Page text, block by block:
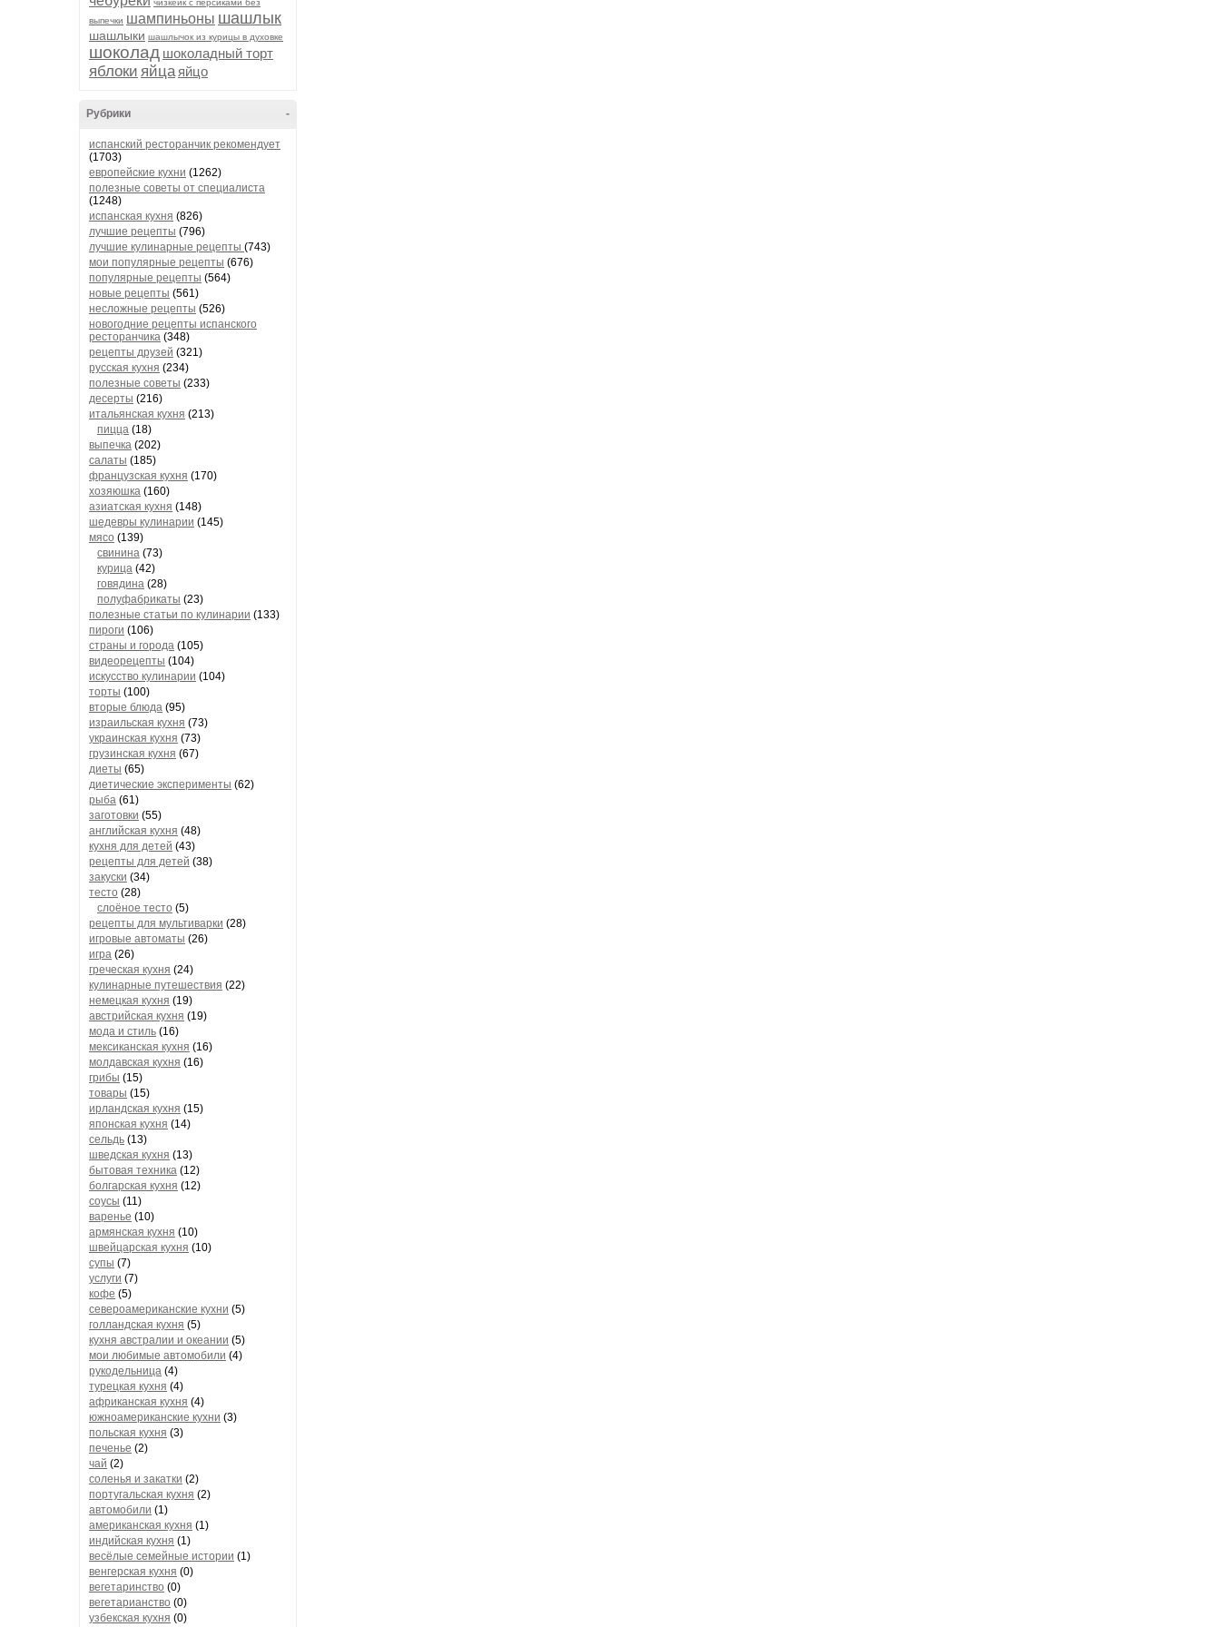
чизкейк с персиками без
выпечки шампиньоны шашлык
шашлыки шашлычок из курицы в духовке
шоколад шоколадный торт
яблоки яйца яйцо
-
Рубрики
испанский ресторанчик рекомендует
(1703)
европейские кухни (1262)
полезные советы от специалиста
(1248)
испанская кухня (826)
лучшие рецепты (796)
лучшие кулинарные рецепты (743)
мои популярные рецепты (676)
популярные рецепты (564)
новые рецепты (561)
несложные рецепты (526)
новогодние рецепты испанского
ресторанчика (348)
рецепты друзей (321)
русская кухня (234)
полезные советы (233)
десерты (216)
итальянская кухня (213)
пицца (18)
выпечка (202)
салаты (185)
французская кухня (170)
хозяюшка (160)
азиатская кухня (148)
шедевры кулинарии (145)
мясо (139)
свинина (73)
курица (42)
говядина (28)
полуфабрикаты (23)
полезные статьи по кулинарии (133)
пироги (106)
страны и города (105)
видеорецепты (104)
искусство кулинарии (104)
торты (100)
вторые блюда (95)
израильская кухня (73)
украинская кухня (73)
грузинская кухня (67)
диеты (65)
диетические эксперименты (62)
рыба (61)
заготовки (55)
английская кухня (48)
кухня для детей (43)
рецепты для детей (38)
закуски (34)
тесто (28)
слоёное тесто (5)
рецепты для мультиварки (28)
игровые автоматы (26)
игра (26)
греческая кухня (24)
кулинарные путешествия (22)
немецкая кухня (19)
австрийская кухня (19)
мода и стиль (16)
мексиканская кухня (16)
молдавская кухня (16)
грибы (15)
товары (15)
ирландская кухня (15)
японская кухня (14)
сельдь (13)
шведская кухня (13)
бытовая техника (12)
болгарская кухня (12)
соусы (11)
варенье (10)
армянская кухня (10)
швейцарская кухня (10)
супы (7)
услуги (7)
кофе (5)
североамериканские кухни (5)
голландская кухня (5)
кухня австралии и океании (5)
мои любимые автомобили (4)
рукодельница (4)
турецкая кухня (4)
африканская кухня (4)
южноамериканские кухни (3)
польская кухня (3)
печенье (2)
чай (2)
соленья и закатки (2)
португальская кухня (2)
автомобили (1)
американская кухня (1)
индийская кухня (1)
весёлые семейные истории (1)
венгерская кухня (0)
вегетаринство (0)
вегетарианство (0)
узбекская кухня (0)